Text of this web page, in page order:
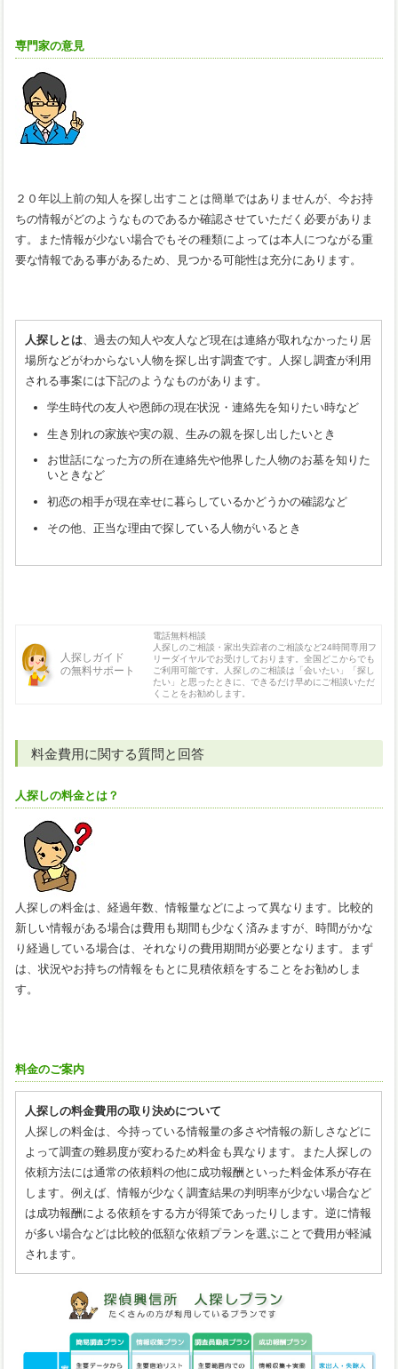
専門家の意見
２０年以上前の知人を探し出すことは簡単ではありませんが、今お持
ちの情報がどのようなものであるか確認させていただく必要がありま
す。また情報が少ない場合でもその種類によっては本人につながる重
要な情報である事があるため、見つかる可能性は充分にあります。
人探しとは 、過去の知人や友人など現在は連絡が取れなかったり居
場所などがわからない人物を探し出す調査です。人探し調査が利用
される事案には下記のようなものがあります。
学生時代の友人や恩師の現在状況・連絡先を知りたい時など
生き別れの家族や実の親、生みの親を探し出したいとき
お世話になった方の所在連絡先や他界した人物のお墓を知りた
いときなど
初恋の相手が現在幸せに暮らしているかどうかの確認など
その他、正当な理由で探している人物がいるとき
人探しガイド
の無料サポート
電話無料相談
人探しのご相談・家出失踪者のご相談など24時間専用フ
リーダイヤルでお受けしております。全国どこからでも
ご利用可能です。人探しのご相談は「会いたい」「探し
たい」と思ったときに、できるだけ早めにご相談いただ
くことをお勧めします。
料金費用に関する質問と回答
人探しの料金とは？
人探しの料金は、経過年数、情報量などによって異なります。比較的
新しい情報がある場合は費用も期間も少なく済みますが、時間がかな
り経過している場合は、それなりの費用期間が必要となります。まず
は、状況やお持ちの情報をもとに見積依頼をすることをお勧めしま
す。
料金のご案内
人探しの料金費用の取り決めについて
人探しの料金は、今持っている情報量の多さや情報の新しさなどに
よって調査の難易度が変わるため料金も異なります。また人探しの
依頼方法には通常の依頼料の他に成功報酬といった料金体系が存在
します。例えば、情報が少なく調査結果の判明率が少ない場合など
は成功報酬による依頼をする方が得策であったりします。逆に情報
が多い場合などは比較的低額な依頼プランを選ぶことで費用が軽減
されます。